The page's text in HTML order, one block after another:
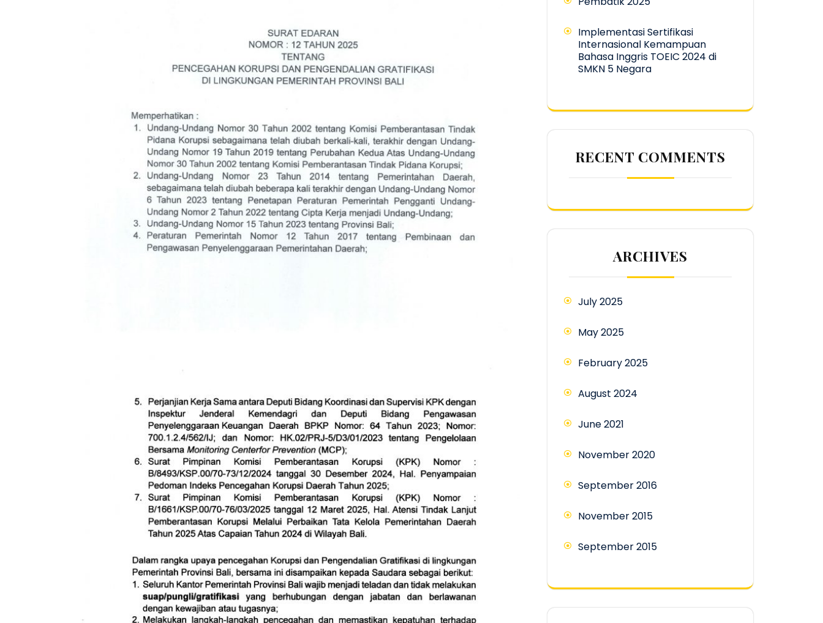
Implementasi Sertifikasi
Internasional Kemampuan
Bahasa Inggris TOEIC 2024 di
SMKN 5 Negara
RECENT COMMENTS
ARCHIVES
July 2025
May 2025
February 2025
August 2024
June 2021
November 2020
September 2016
November 2015
September 2015